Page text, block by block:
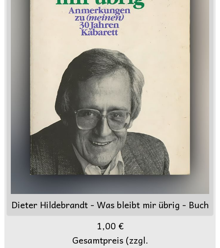
Dieter Hildebrandt - Was bleibt mir übrig - Buch
1,00 €
Gesamtpreis (zzgl.